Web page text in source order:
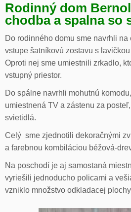
Rodinný dom
chodba a spalna so
Do rodinného domu sme navrhli
vstupe šatníkovú zostavu s
Oproti nej sme umiestnili zrkadlo,
vstupný priestor.
Do spálne navrhli mohutnú
umiestnená TV a zástenu za
svietidlá.
Celý sme zjednotili dekoračnými
a farebnou kombiláciou béžová-
Na poschodí je aj samostaná
vyriešili jednoducho policami a
vzniklo množstvo odkladacej